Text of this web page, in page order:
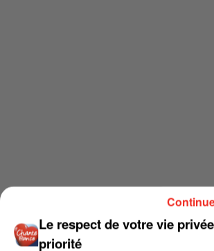
Le respect de votre vie
priorité